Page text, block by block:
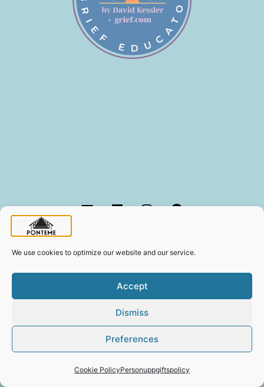
We use cookies to optimize our website and our service.
Accept
Dismiss
Preferences
Cookie PolicyPersonuppgiftspolicy
Email LinkedInInstagramFacebook
WordPress.